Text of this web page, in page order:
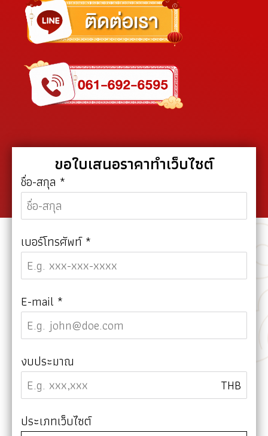
ขอใบเสนอราคาทำเว็บไซต์
ชื่อ-สกุล *
เบอร์โทรศัพท์*
E-mail *
งบประมาณ
THB
ประเภทเว็บไซต์